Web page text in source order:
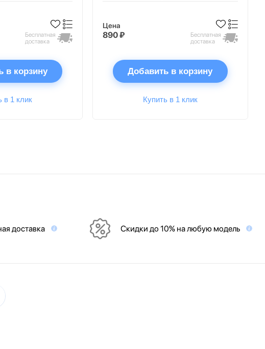
Бесплатная
доставка
в корзину
в 1 клик
Цена
890 ₽
Бесплатная
доставка
Добавить в корзину
Купить в 1 клик
доставка Скидки до 10% на любую модель